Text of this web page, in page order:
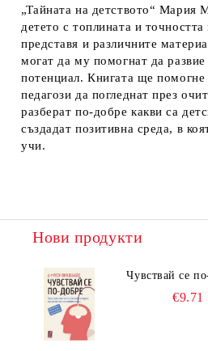
„Тайната на детството“ Мария
детето с топлината и
представя и различните
могат да му помогнат да
потенциал. Книгата ще
педагози да погледнат през
разберат по-добре какви са
създадат позитивна среда, в
учи.
Нови продукти
Чувствай се
€9.71